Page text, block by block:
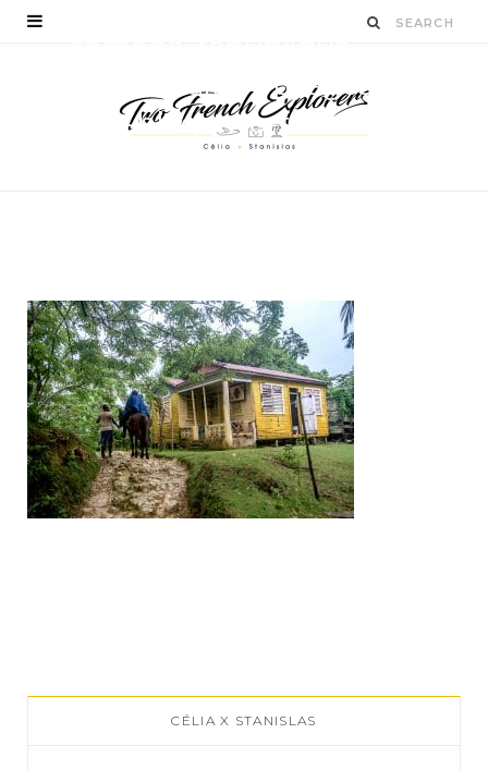
dominicaine-voyages-
viva-blog-two-french-
CÉLIA X STANISLAS